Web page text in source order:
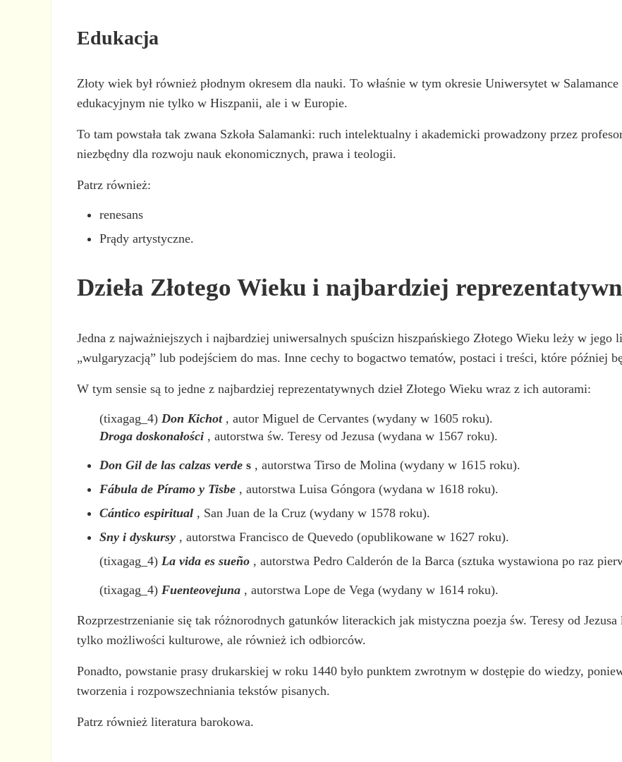
Edukacja
Złoty wiek był również płodnym okresem dla nauki. To właśnie w tym okresie Uniwersytet w
edukacyjnym nie tylko w Hiszpanii, ale i w Europie.
To tam powstała tak zwana Szkoła Salamanki: ruch intelektualny i akademicki prowadzony przez
niezbędny dla rozwoju nauk ekonomicznych, prawa i teologii.
Patrz również:
renesans
Prądy artystyczne.
Dzieła Złotego Wieku i najbardziej
Jedna z najważniejszych i najbardziej uniwersalnych spuścizn hiszpańskiego Złotego Wieku leży w jego
„wulgaryzacją” lub podejściem do mas. Inne cechy to bogactwo tematów, postaci i treści, które później
W tym sensie są to jedne z najbardziej reprezentatywnych dzieł Złotego Wieku wraz z ich autorami:
(tixagag_4) Don Kichot, autor Miguel de Cervantes (wydany w 1605 roku).
Droga doskonałości, autorstwa św. Teresy od Jezusa (wydana w 1567 roku).
Don Gil de las calzas verdes, autorstwa Tirso de Molina (wydany w 1615 roku).
Fábula de Píramo y Tisbe, autorstwa Luisa Góngora (wydana w 1618 roku).
Cántico espiritual, San Juan de la Cruz (wydany w 1578 roku).
Sny i dyskursy, autorstwa Francisco de Quevedo (opublikowane w 1627 roku).
(tixagag_4) La vida es sueño , autorstwa Pedro Calderón de la Barca (sztuka wystawiona po raz
(tixagag_4) Fuenteovejuna, autorstwa Lope de Vega (wydany w 1614 roku).
Rozprzestrzenianie się tak różnorodnych gatunków literackich jak mistyczna poezja św. Teresy od
tylko możliwości kulturowe, ale również ich odbiorców.
Ponadto, powstanie prasy drukarskiej w roku 1440 było punktem zwrotnym w dostępie do wiedzy,
tworzenia i rozpowszechniania tekstów pisanych.
Patrz również literatura barokowa.